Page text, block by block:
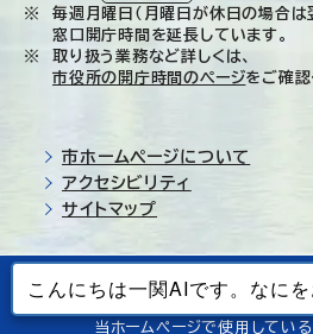
毎週月曜日（月曜日が休日の場合は
窓口開庁時間を延長しています。
取り扱う業務など詳しくは、
市役所の開庁時間のページをご確認
市ホームページについて
アクセシビリティ
サイトマップ
© Ichinoseki-city. All
当ホームページで使用してい